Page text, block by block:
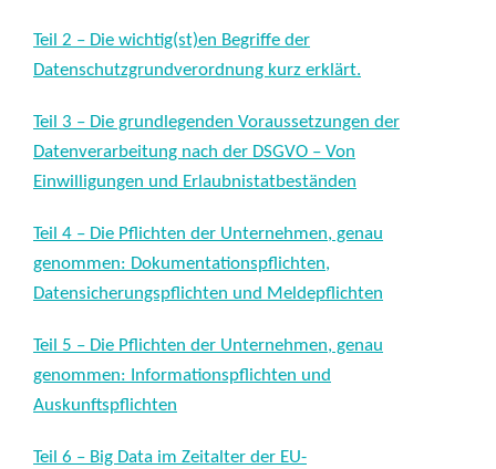
Teil 2 – Die wichtig(st)en Begriffe der
Datenschutzgrundverordnung kurz erklärt.
Teil 3 – Die grundlegenden Voraussetzungen der
Datenverarbeitung nach der DSGVO – Von
Einwilligungen und Erlaubnistatbeständen
Teil 4 – Die Pflichten der Unternehmen, genau
genommen: Dokumentationspflichten,
Datensicherungspflichten und Meldepflichten
Teil 5 – Die Pflichten der Unternehmen, genau
genommen: Informationspflichten und
Auskunftspflichten
Teil 6 – Big Data im Zeitalter der EU-